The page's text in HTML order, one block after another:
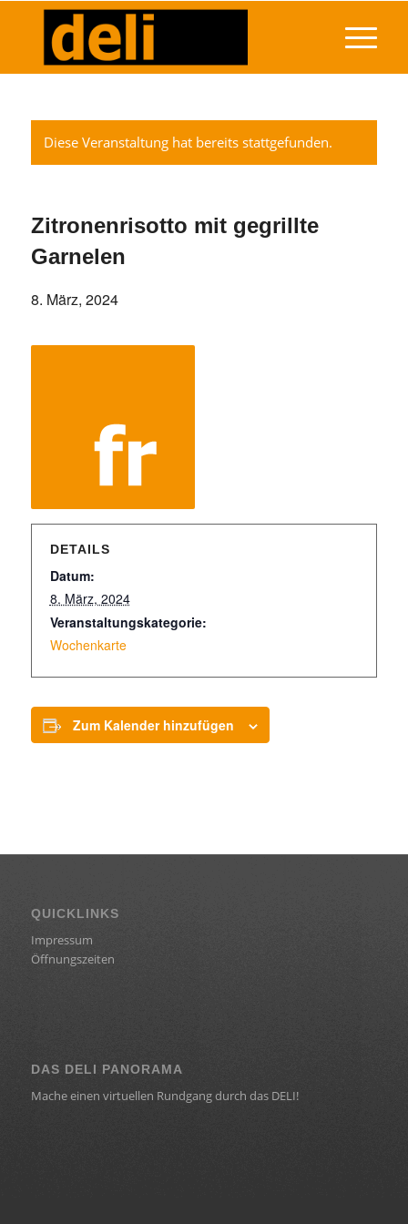
Diese Veranstaltung hat bereits stattgefunden.
Zitronenrisotto mit gegrillte
Garnelen
8. März, 2024
DETAILS
Datum:
8. März, 2024
Veranstaltungskategorie:
Wochenkarte
Zum Kalender hinzufügen
QUICKLINKS
Impressum
Öffnungszeiten
DAS DELI PANORAMA
Mache einen virtuellen Rundgang durch das DELI!